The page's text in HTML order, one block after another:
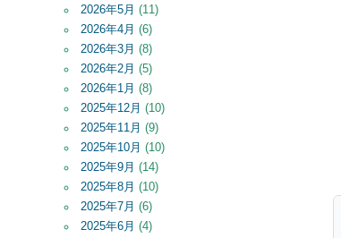
2026年5月 (11)
2026年4月 (6)
2026年3月 (8)
2026年2月 (5)
2026年1月 (8)
2025年12月 (10)
2025年11月 (9)
2025年10月 (10)
2025年9月 (14)
2025年8月 (10)
2025年7月 (6)
2025年6月 (4)